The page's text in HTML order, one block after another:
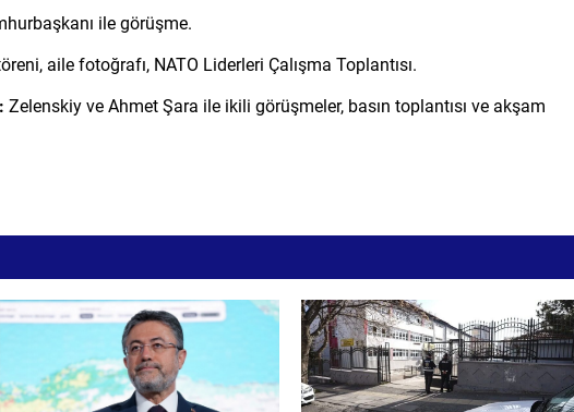
ile görüşme.
aile fotoğrafı, NATO Liderleri Çalışma Toplantısı.
Zelenskiy ve Ahmet Şara ile ikili görüşmeler, basın toplantısı ve akşam